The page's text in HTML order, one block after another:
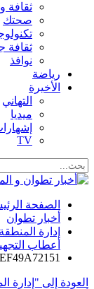
ثقافة
صحتك
ثقافة
نوافذ
رياضة
الأخيرة
التهاني
ميديا
TV
الصفحة
أخبار تطوان
إدارة
أعطاب
العودة إلى